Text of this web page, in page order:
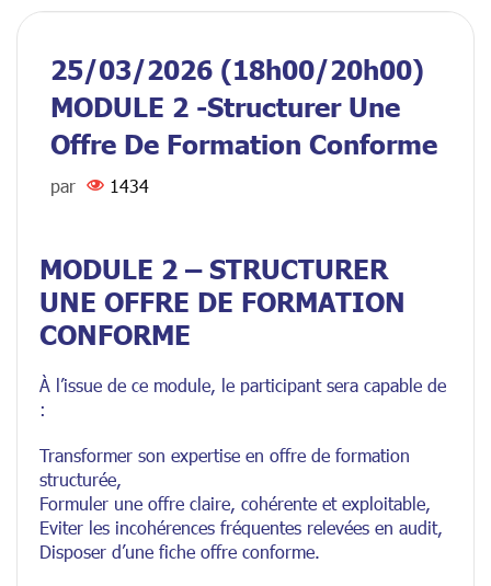
25/03/2026 (18h00/20h00)
MODULE 2 -Structurer Une
Offre De Formation Conforme
par 1434
MODULE 2 – STRUCTURER
UNE OFFRE DE FORMATION
CONFORME
À l’issue de ce module, le participant sera capable de
:
Transformer son expertise en offre de formation
structurée,
Formuler une offre claire, cohérente et exploitable,
Eviter les incohérences fréquentes relevées en audit,
Disposer d’une fiche offre conforme.